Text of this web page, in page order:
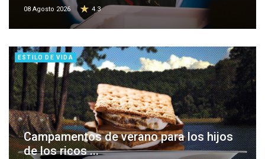
08 Agosto 2026 4.3
ESTILO DE VIDA
Campamentos de verano para los hijos
de los ricos ...